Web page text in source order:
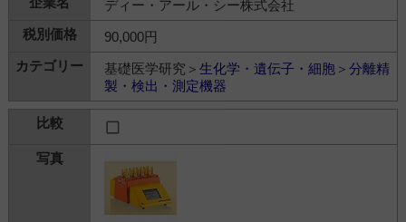
ディー・アール・シー株式会社
90,000円
基礎医学研究＞ 生化学・遺伝子・細胞＞ 分離精
製・検出・測定機器